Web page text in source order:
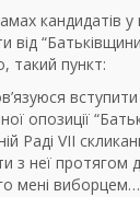
кандидатів у
від
такий пункт:
опозиції
Раді VII
з неї протягом
мені виборцем…